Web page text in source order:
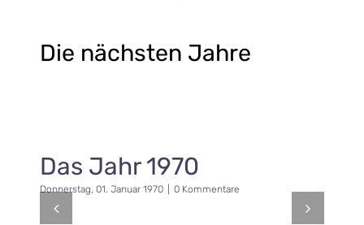
Die nächsten Jahre
Das Jahr 1970
Donnerstag, 01. Januar 1970 0 Kommentare